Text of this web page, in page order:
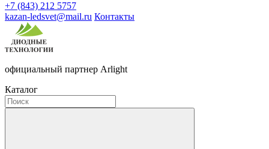
+7 (843) 212 5757
kazan-ledsvet@mail.ru Контакты
официальный партнер Arlight
Каталог